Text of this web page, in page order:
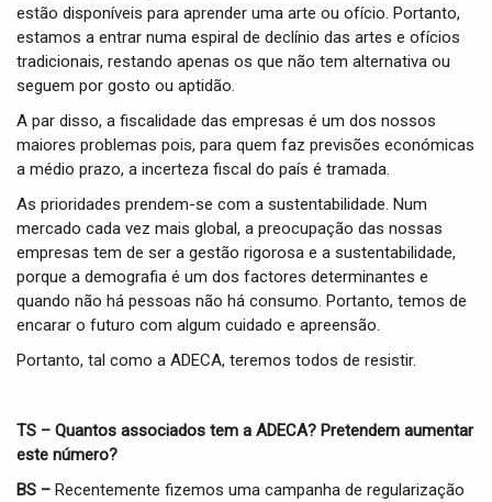
estão disponíveis para aprender uma arte ou ofício. Portanto,
estamos a entrar numa espiral de declínio das artes e ofícios
tradicionais, restando apenas os que não tem alternativa ou
seguem por gosto ou aptidão.
A par disso, a fiscalidade das empresas é um dos nossos
maiores problemas pois, para quem faz previsões económicas
a médio prazo, a incerteza fiscal do país é tramada.
As prioridades prendem-se com a sustentabilidade. Num
mercado cada vez mais global, a preocupação das nossas
empresas tem de ser a gestão rigorosa e a sustentabilidade,
porque a demografia é um dos factores determinantes e
quando não há pessoas não há consumo. Portanto, temos de
encarar o futuro com algum cuidado e apreensão.
Portanto, tal como a ADECA, teremos todos de resistir.
TS – Quantos associados tem a ADECA? Pretendem aumentar
este número?
BS – Recentemente fizemos uma campanha de regularização